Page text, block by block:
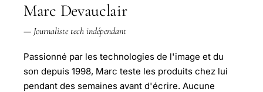
Marc Devauclair
— Journaliste tech indépendant
Passionné par les technologies de l'image et du
son depuis 1998, Marc teste les produits chez lui
pendant des semaines avant d'écrire. Aucune